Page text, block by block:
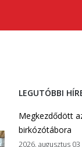
LEGUTÓBBI
Megkezdődött
birkózótábora
2026. augusztus 03